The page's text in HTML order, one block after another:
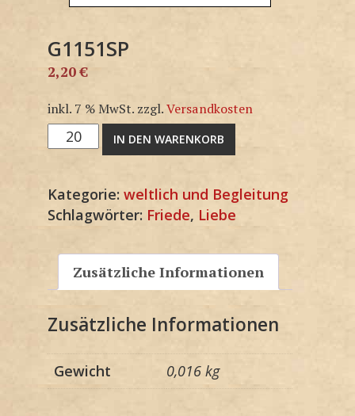
G1151SP
2,20€
inkl. 7 % MwSt. zzgl.Versandkosten
G1151SP
Menge
IN DEN WARENKORB
Kategorie: weltlich und Begleitung
Schlagwörter: Friede, Liebe
Zusätzliche Informationen
Zusätzliche Informationen
Gewicht 0,016 kg